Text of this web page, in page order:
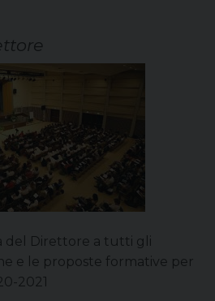
del Direttore a tutti gli
e le proposte formative per
2021